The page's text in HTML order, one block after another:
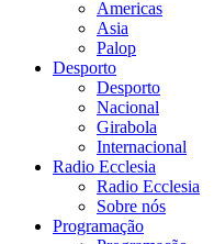
Americas
Asia
Palop
Desporto
Desporto
Nacional
Girabola
Internacional
Radio Ecclesia
Radio Ecclesia
Sobre nós
Programação